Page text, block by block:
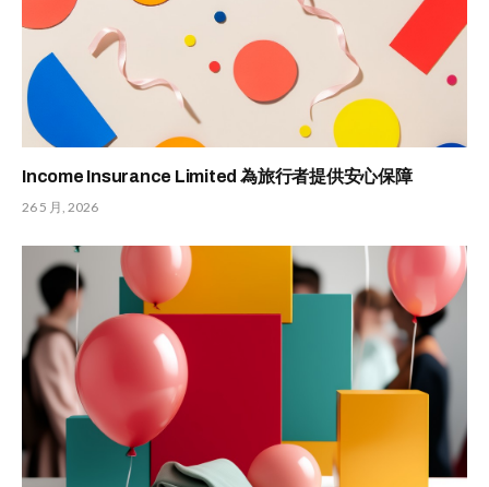
Income Insurance Limited 為旅行者提供安心保障
26 5 月, 2026